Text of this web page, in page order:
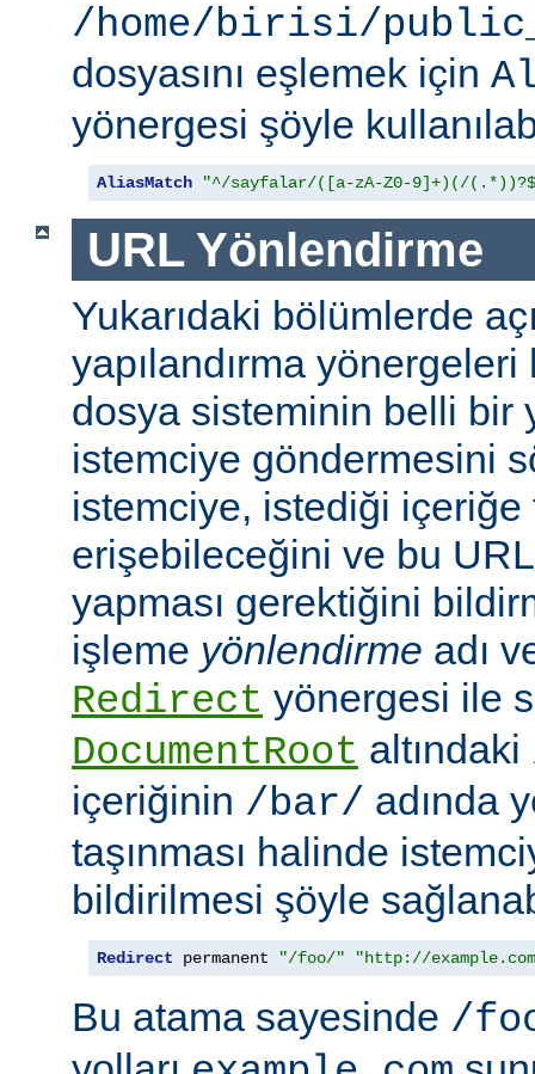
/home/birisi/
dosyasını eşlemek için
yönergesi şöyle
AliasMatch "^/sayfalar/([a-zA-Z0-9]+)(/
URL Yönlendirme
Yukarıdaki bölümlerde
yapılandırma yönergeleri
dosya sisteminin belli bir
istemciye göndermesini
istemciye, istediği içeriğe
erişebileceğini ve bu
yapması gerektiğini
işleme yönlendirme adı
Redirect yönergesi ile
DocumentRoot altındaki
içeriğinin /bar/ adında
taşınması halinde
bildirilmesi şöyle
Redirect permanent "/foo/" "http://
Bu atama sayesinde /